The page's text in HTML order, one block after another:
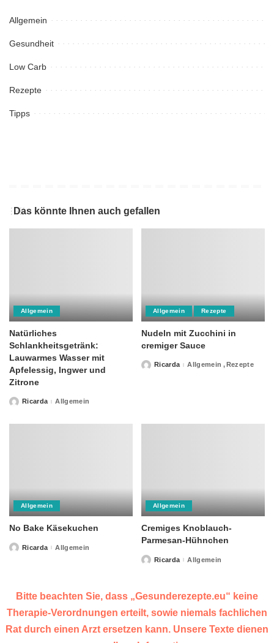
Allgemein
Gesundheit
Low Carb
Rezepte
Tipps
Das könnte Ihnen auch gefallen
Allgemein
Natürliches
Schlankheitsgetränk:
Lauwarmes Wasser mit
Apfelessig, Ingwer und
Zitrone
PostedRicarda Allgemein
Allgemein Rezepte
Nudeln mit Zucchini in
cremiger Sauce
PostedRicarda Allgemein Rezepte
Allgemein
No Bake Käsekuchen
PostedRicarda Allgemein
Allgemein
Cremiges Knoblauch-
Parmesan-Hühnchen
PostedRicarda Allgemein
Bitte beachten Sie, dass „Gesunderezepte.eu“ keine
Therapie-Verordnungen erteilt, sowie niemals fachlichen
Rat durch einen Arzt ersetzen kann. Unsere Texte dienen